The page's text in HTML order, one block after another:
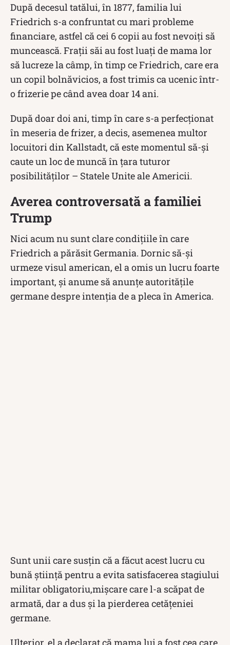
După decesul tatălui, în 1877, familia lui
Friedrich s-a confruntat cu mari probleme
financiare, astfel că cei 6 copii au fost nevoiți să
muncească. Frații săi au fost luați de mama lor
să lucreze la câmp, în timp ce Friedrich, care era
un copil bolnăvicios, a fost trimis ca ucenic într-
o frizerie pe când avea doar 14 ani.
După doar doi ani, timp în care s-a perfecționat
în meseria de frizer, a decis, asemenea multor
locuitori din Kallstadt, că este momentul să-și
caute un loc de muncă în țara tuturor
posibilităților – Statele Unite ale Americii.
Averea controversată a familiei
Trump
Nici acum nu sunt clare condițiile în care
Friedrich a părăsit Germania. Dornic să-și
urmeze visul american, el a omis un lucru foarte
important, și anume să anunțe autoritățile
germane despre intenția de a pleca în America.
Sunt unii care susțin că a făcut acest lucru cu
bună știință pentru a evita satisfacerea stagiului
militar obligatoriu,mișcare care l-a scăpat de
armată, dar a dus și la pierderea cetățeniei
germane.
Ulterior, el a declarat că mama lui a fost cea care